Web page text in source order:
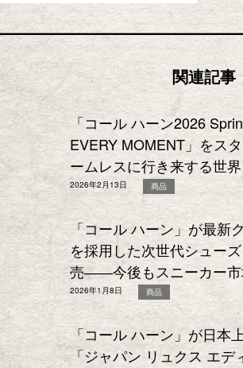
関連記事
「コール ハーン2026
EVERY MOMENT」をス
ームレスに行き来する世
2026年2月13日 商品
「コール ハーン」が最新
を採用した次世代シュー
売――今後もスニーカー
2026年1月8日 商品
「コール ハーン」が日
「ジャパン リュクス エ